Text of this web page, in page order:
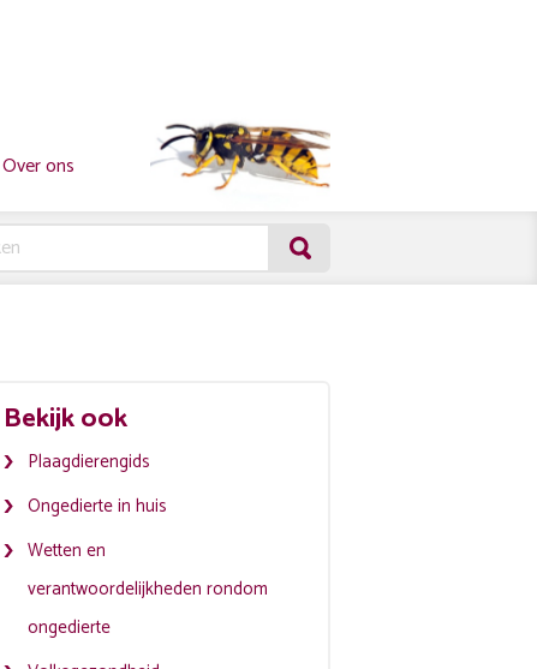
Over ons
Bekijk ook
Plaagdierengids
Ongedierte in huis
Wetten en
verantwoordelijkheden rondom
ongedierte